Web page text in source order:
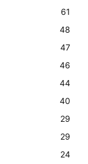
61
48
47
46
44
40
29
29
24